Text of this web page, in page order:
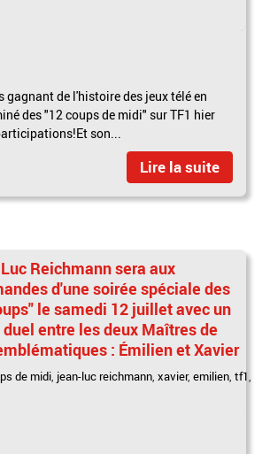
gagnant de l'histoire des jeux télé en
des "12 coups de midi" sur TF1 hier
son...
Lire la suite
Reichmann sera aux
d'une soirée spéciale des
le samedi 12 juillet avec un
duel entre les deux Maîtres de
: Émilien et Xavier
de midi, jean-luc reichmann,xavier,emilien,tf1,